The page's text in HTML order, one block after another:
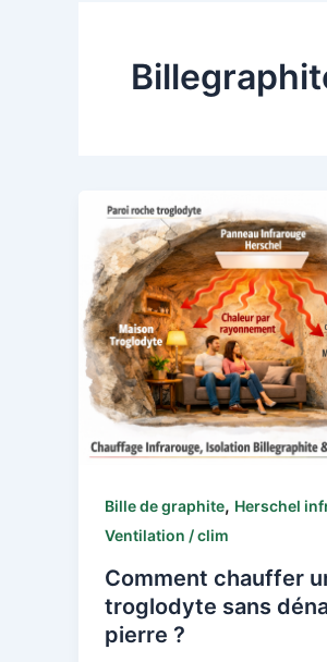
Bille de graphite, Herschel
Ventilation / clim
Comment chauffer
troglodyte sans
pierre ?